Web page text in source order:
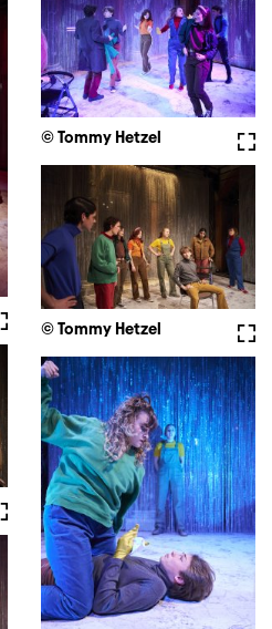
© Tommy Hetzel
© Tommy Hetzel